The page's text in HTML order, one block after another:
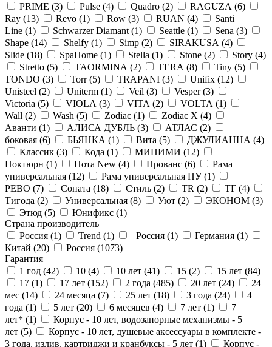
PRIME (3) Pulse (4) Quadro (2) RAGUZA (6)
Ray (13) Revo (1) Row (3) RUAN (4)
Santi
Line (1) Schwarzer Diamant (1) Seattle (1) Sena (3)
Shape (14) Shelfy (1) Simp (2) SIRAKUSA (4)
Slide (18) SpaHome (1) Stella (1) Stone (2) Story (4)
Stretto (5) TAORMINA (2) TERA (8) Tiny (5)
TONDO (3) Torr (5) TRAPANI (3) Unifix (12)
Unisteel (2) Uniterm (1) Veil (3) Vesper (3)
Victoria (5) VIOLA (3) VITA (2) VOLTA (1)
Wall (2) Wash (5) Zodiac (1) Zodiac X (4)
Аванти (1) АЛИСА ДУБЛЬ (3) АТЛАС (2)
боковая (6) БЬЯНКА (1) Вита (5) ДЖУЛИАННА (4)
Классик (3) Кода (1) МИНИМИ (12)
Ноктюрн (1) Нота New (4) Прованс (6)
Рама
универсальная (12) Рама универсальная ПУ (1)
РЕВО (7) Соната (18) Стиль (2) ТR (2) ТГ (4)
Тигода (2) Универсальная (8) Уют (2) ЭКОНОМ (3)
Этюд (5) Юнификс (1)
Страна производитель
Россия (1) Trend (1) Россия (1) Германия (1)
Китай (20) Россия (1073)
Гарантия
1 год (42) 10 (4) 10 лет (41) 15 (2) 15 лет (84)
17 (1) 17 лет (152) 2 года (485) 20 лет (24)
24
мес (14) 24 месяца (7) 25 лет (18) 3 года (24)
4
года (1) 5 лет (20) 6 месяцев (4) 7 лет (1)
7
лет* (1)
Корпус - 10 лет, водозапорные механизмы - 5
лет (5)
Корпус - 10 лет, душевые аксессуары в комплекте -
3 года, излив, картриджи и кранбуксы - 5 лет (1) Корпус -